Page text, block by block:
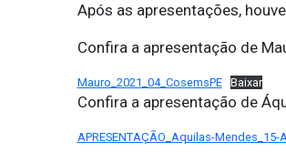
Após as apresentações,
Confira a apresentação de
Mauro_2021_04_CosemsPE Baixar
Confira a apresentação de
APRESENTAÇÃO_Aquilas-Mendes_15-